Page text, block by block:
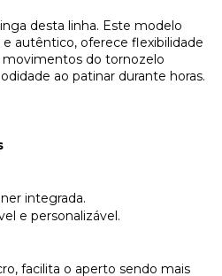
desta linha. Este modelo
autêntico, oferece flexibilidade
do tornozelo
ao patinar durante horas.
integrada.
e personalizável.
facilita o aperto sendo mais